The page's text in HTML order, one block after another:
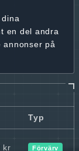
en del andra
annonser på
Typ
kr Förvärv